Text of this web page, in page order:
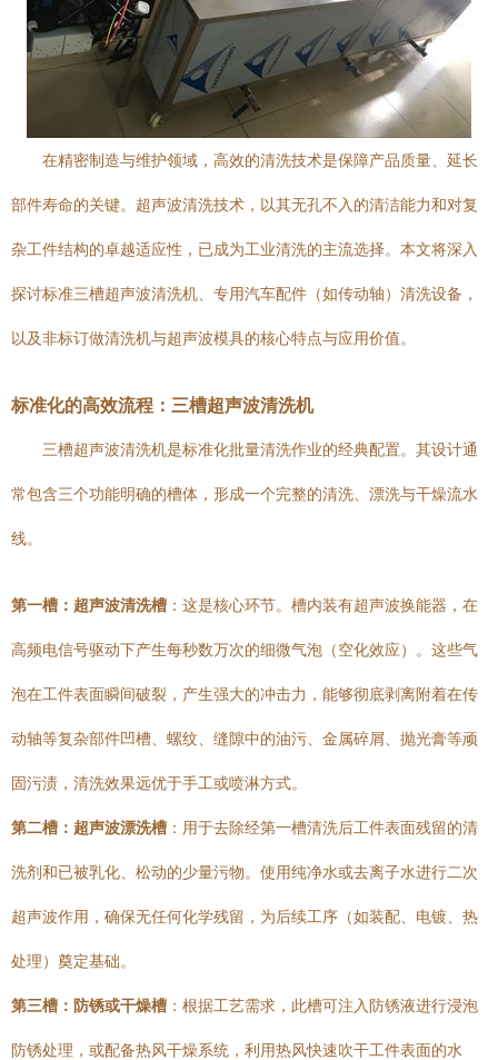
在精密制造与维护领域，高效的清洗技术是保障产品质量、延长
部件寿命的关键。超声波清洗技术，以其无孔不入的清洁能力和对复
杂工件结构的卓越适应性，已成为工业清洗的主流选择。本文将深入
探讨标准三槽超声波清洗机、专用汽车配件（如传动轴）清洗设备，
以及非标订做清洗机与超声波模具的核心特点与应用价值。
标准化的高效流程：三槽超声波清洗机
三槽超声波清洗机是标准化批量清洗作业的经典配置。其设计通
常包含三个功能明确的槽体，形成一个完整的清洗、漂洗与干燥流水
线。
第一槽：超声波清洗槽 ：这是核心环节。槽内装有超声波换能器，在
高频电信号驱动下产生每秒数万次的细微气泡（空化效应）。这些气
泡在工件表面瞬间破裂，产生强大的冲击力，能够彻底剥离附着在传
动轴等复杂部件凹槽、螺纹、缝隙中的油污、金属碎屑、抛光膏等顽
固污渍，清洗效果远优于手工或喷淋方式。
第二槽：超声波漂洗槽 ：用于去除经第一槽清洗后工件表面残留的清
洗剂和已被乳化、松动的少量污物。使用纯净水或去离子水进行二次
超声波作用，确保无任何化学残留，为后续工序（如装配、电镀、热
处理）奠定基础。
第三槽：防锈或干燥槽 ：根据工艺需求，此槽可注入防锈液进行浸泡
防锈处理，或配备热风干燥系统，利用热风快速吹干工件表面的水